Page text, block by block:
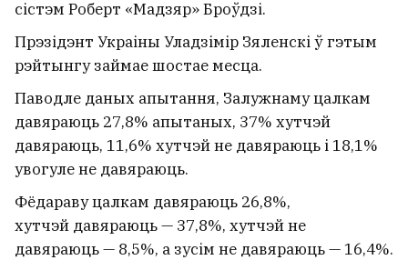
сістэм Роберт «Мадзяр» Броўдзі.
Прэзідэнт Украіны Уладзімір Зяленскі ў гэтым
рэйтынгу займае шостае месца.
Паводле даных апытання, Залужнаму цалкам
давяраюць 27,8% апытаных, 37% хутчэй
давяраюць, 11,6% хутчэй не давяраюць і 18,1%
увогуле не давяраюць.
Фёдараву цалкам давяраюць 26,8%,
хутчэй давяраюць — 37,8%, хутчэй не
давяраюць — 8,5%, а зусім не давяраюць — 16,4%.